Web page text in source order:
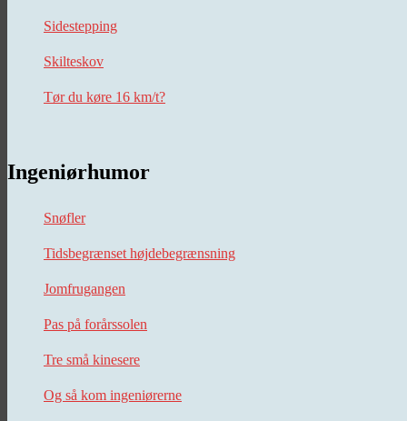
Sidestepping
Skilteskov
Tør du køre 16 km/t?
Ingeniørhumor
Snøfler
Tidsbegrænset højdebegrænsning
Jomfrugangen
Pas på forårssolen
Tre små kinesere
Og så kom ingeniørerne